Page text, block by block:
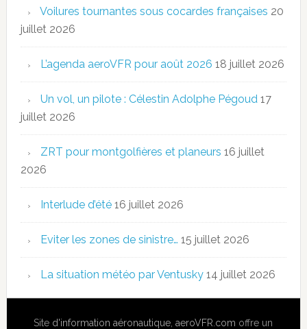
Voilures tournantes sous cocardes françaises 20
juillet 2026
L’agenda aeroVFR pour août 2026 18 juillet 2026
Un vol, un pilote : Célestin Adolphe Pégoud 17
juillet 2026
ZRT pour montgolfières et planeurs 16 juillet
2026
Interlude d’été 16 juillet 2026
Eviter les zones de sinistre… 15 juillet 2026
La situation météo par Ventusky 14 juillet 2026
Site d'information aéronautique,aeroVFR.com offre un